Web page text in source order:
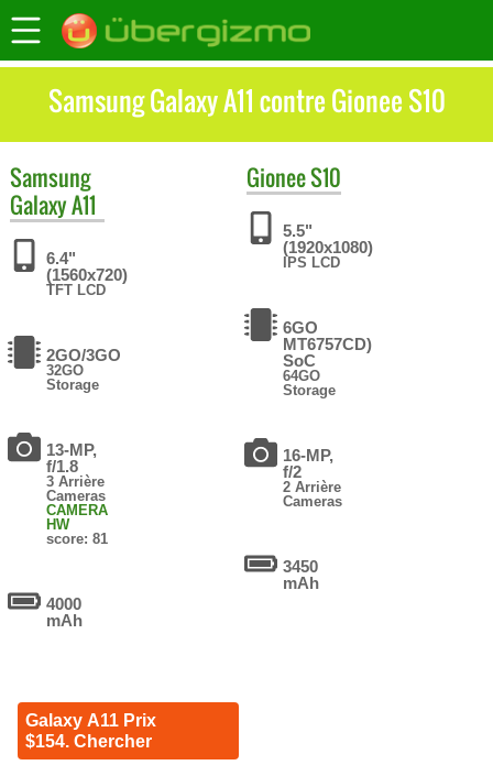
Samsung Galaxy A11 contre Gionee S10
Samsung
Galaxy A11
6.4"
(1560x720)
TFT LCD
2GO/3GO
32GO
Storage
13-MP,
f/1.8
3 Arrière
Cameras
CAMERA
HW
score: 81
4000
mAh
Galaxy A11 Prix
$154. Chercher
GioneeS10
5.5"
(1920x1080)
IPS LCD
6GO
MT6757CD)
SoC
64GO
Storage
16-MP,
f/2
2 Arrière
Cameras
3450
mAh